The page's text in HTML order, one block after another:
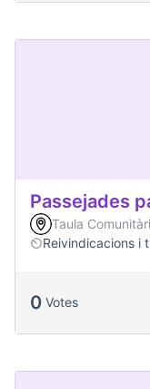
Passejades
Taula
Reivindicacions i
0 Votes